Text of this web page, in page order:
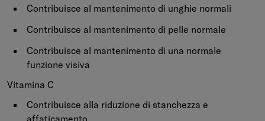
Contribuisce al mantenimento di unghie normali
Contribuisce al mantenimento di pelle normale
Contribuisce al mantenimento di una normale
funzione visiva
Vitamina C
Contribuisce alla riduzione di stanchezza e